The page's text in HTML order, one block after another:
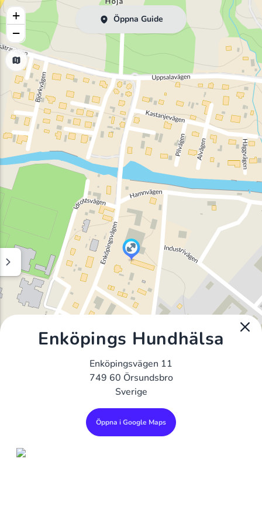
Öppna Guide
+
−
Enköpings Hundhälsa
Enköpingsvägen 11
749 60 Örsundsbro
Sverige
Öppna i Google Maps